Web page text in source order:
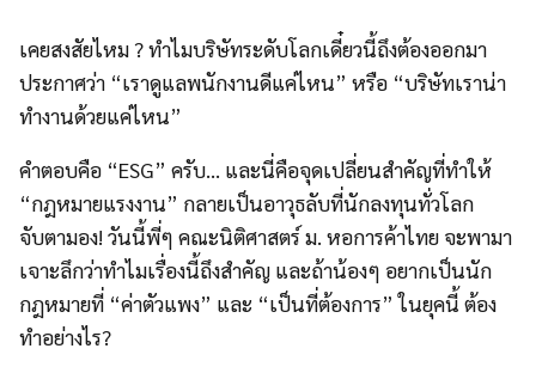
เคยสงสัยไหม ? ทำไมบริษัทระดับโลกเดี๋ยวนี้ถึงต้องออกมา
ประกาศว่า “เราดูแลพนักงานดีแค่ไหน” หรือ “บริษัทเราน่า
ทำงานด้วยแค่ไหน”
คำตอบคือ “ESG” ครับ… และนี่คือจุดเปลี่ยนสำคัญที่ทำให้
“กฎหมายแรงงาน” กลายเป็นอาวุธลับที่นักลงทุนทั่วโลก
จับตามอง! วันนี้พี่ๆ คณะนิติศาสตร์ ม. หอการค้าไทย จะพามา
เจาะลึกว่าทำไมเรื่องนี้ถึงสำคัญ และถ้าน้องๆ อยากเป็นนัก
กฎหมายที่ “ค่าตัวแพง” และ “เป็นที่ต้องการ” ในยุคนี้ ต้อง
ทำอย่างไร?